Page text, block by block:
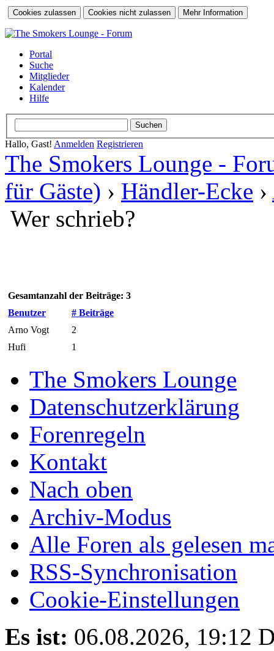
Portal
Suche
Mitglieder
Kalender
Hilfe
Hallo, Gast! Anmelden Registrieren
The Smokers Lounge -
für Gäste) › Händler-Ecke ›
Wer schrieb?
Gesamtanzahl der Beiträge: 3
Benutzer
# Beiträge
Arno Vogt
2
Hufi
1
The Smokers Lounge
Datenschutzerklärung
Forenregeln
Kontakt
Nach oben
Archiv-Modus
Alle Foren als gelesen
RSS-Synchronisation
Cookie-Einstellungen
Es ist: 06.08.2026, 19:12